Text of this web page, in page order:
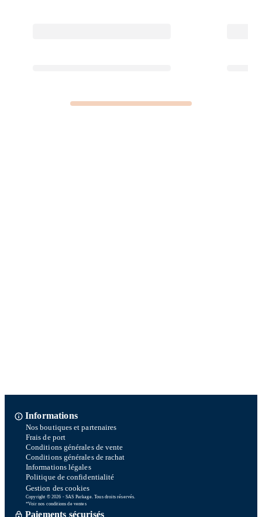
Informations
Nos boutiques et partenaires
Frais de port
Conditions générales de vente
Conditions générales de rachat
Informations légales
Politique de confidentialité
Gestion des cookies
Copyright © 2026 - SAS Parkage. Tous droits réservés.
*Voir nos conditions de ventes
Paiements sécurisés